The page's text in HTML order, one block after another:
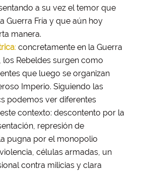
a su vez el temor que
Guerra Fría y que aún hoy
manera.
: concretamente en la Guerra
los Rebeldes surgen como
que luego se organizan
Imperio. Siguiendo las
podemos ver diferentes
contexto: descontento por la
represión de
pugna por el monopolio
células armadas, un
contra milicias y clara